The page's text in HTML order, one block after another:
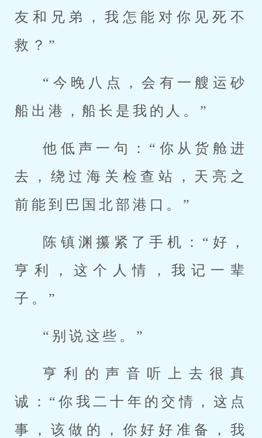
友和兄弟，我怎能对你见死不
救？”
“今晚八点，会有一艘运砂
船出港，船长是我的人。”
他低声一句：“你从货舱进
去，绕过海关检查站，天亮之
前能到巴国北部港口。”
陈镇渊攥紧了手机：“好，
亨利，这个人情，我记一辈
子。”
“别说这些。”
亨利的声音听上去很真
诚：“你我二十年的交情，这点
事，该做的，你好好准备，我